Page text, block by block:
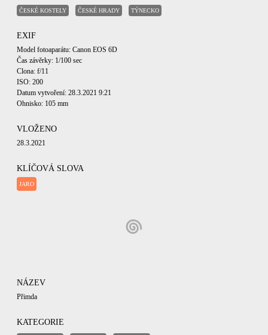
ČESKÉ KOSTELY ČESKÉ HRADY TÝNECKO
EXIF
Model fotoaparátu: Canon EOS 6D
Čas závěrky: 1/100 sec
Clona: f/11
ISO: 200
Datum vytvoření: 28.3.2021 9:21
Ohnisko: 105 mm
VLOŽENO
28.3.2021
KLÍČOVÁ SLOVA
JARO
NÁZEV
Přimda
KATEGORIE